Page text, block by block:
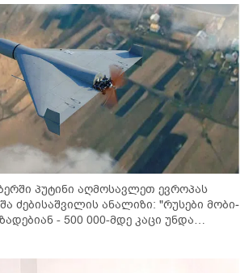
პუტინი აღმოსავლეთ ევროპას
ძებისაშვილის ანალიზი: "რუსები მობი­
- 500 000-მდე კაცი უნდა